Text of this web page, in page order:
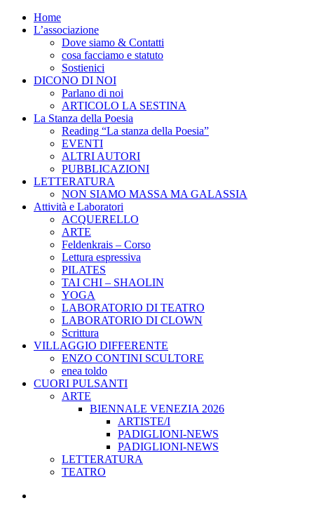
Home
L’associazione
Dove siamo & Contatti
cosa facciamo e statuto
Sostienici
DICONO DI NOI
Parlano di noi
ARTICOLO LA SESTINA
La Stanza della Poesia
Reading “La stanza della Poesia”
EVENTI
ALTRI AUTORI
PUBBLICAZIONI
LETTERATURA
NON SIAMO MASSA MA GALASSIA
Attività e Laboratori
ACQUERELLO
ARTE
Feldenkrais – Corso
Lettura espressiva
PILATES
TAI CHI – SHAOLIN
YOGA
LABORATORIO DI TEATRO
LABORATORIO DI CLOWN
Scrittura
VILLAGGIO DIFFERENTE
ENZO CONTINI SCULTORE
enea toldo
CUORI PULSANTI
ARTE
BIENNALE VENEZIA 2026
ARTISTE/I
PADIGLIONI-NEWS
PADIGLIONI-NEWS
LETTERATURA
TEATRO